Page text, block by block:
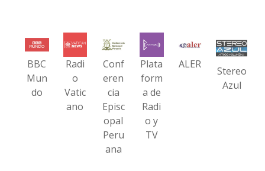
BBC
Mun
do
Radi
o
Vatic
ano
Conf
eren
cia
Episc
opal
Peru
ana
Plata
form
a de
Radi
o y
TV
ALER
Stereo
Azul